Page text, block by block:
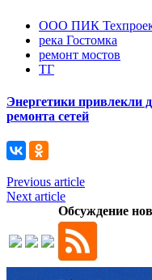
ООО ПИК
река Гостомка
ремонт мостов
ТГ
Энергетики привлекли
ремонта сетей
Previous article
Next article
Обсуждение